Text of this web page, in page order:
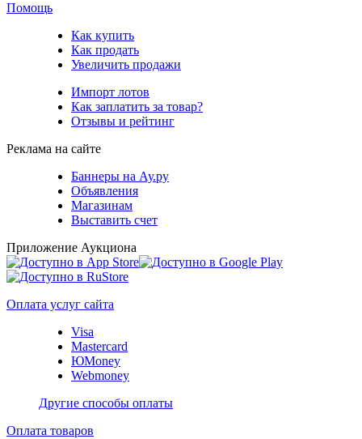
Помощь
Как купить
Как продать
Увеличить продажи
Импорт лотов
Как заплатить за товар?
Отзывы и рейтинг
Реклама на сайте
Баннеры на Ау.ру
Объявления
Магазинам
Выставить счет
Приложение Аукциона
Оплата услуг сайта
Visa
Mastercard
ЮMoney
Webmoney
Другие способы оплаты
Оплата товаров